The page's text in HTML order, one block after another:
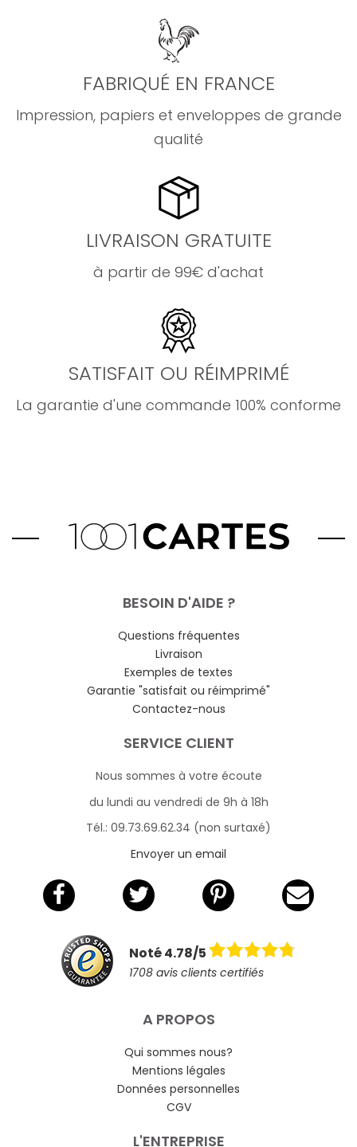
FABRIQUÉ EN FRANCE
Impression, papiers et enveloppes de grande
qualité
LIVRAISON GRATUITE
à partir de 99€ d'achat
SATISFAIT OU RÉIMPRIMÉ
La garantie d'une commande 100% conforme
BESOIN D'AIDE ?
Questions fréquentes
Livraison
Exemples de textes
Garantie "satisfait ou réimprimé"
Contactez-nous
SERVICE CLIENT
Nous sommes à votre écoute
du lundi au vendredi de 9h à 18h
Tél.: 09.73.69.62.34 (non surtaxé)
Envoyer un email
Noté 4.78/5
1708 avis clients certifiés
A PROPOS
Qui sommes nous?
Mentions légales
Données personnelles
CGV
L'ENTREPRISE